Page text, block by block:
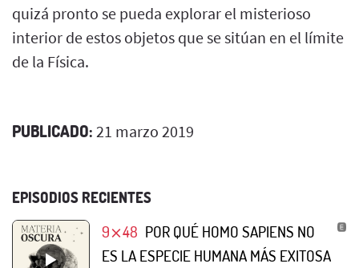
quizá pronto se pueda explorar el misterioso
interior de estos objetos que se sitúan en el límite
de la Física.
PUBLICADO: 21 marzo 2019
EPISODIOS RECIENTES
9⨯48 POR QUÉ HOMO SAPIENS NO
ES LA ESPECIE HUMANA MÁS EXITOSA